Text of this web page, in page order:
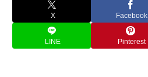
X Facebook
LINE Pinterest